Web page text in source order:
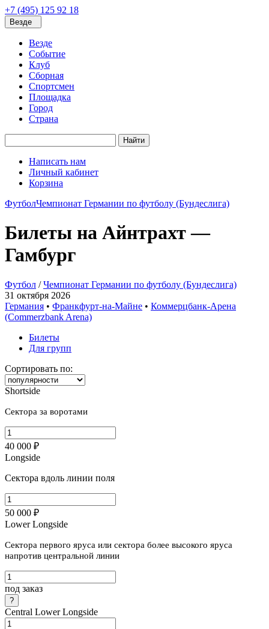
+7 (495) 125 92 18
Везде
Везде
Событие
Клуб
Сборная
Спортсмен
Площадка
Город
Страна
Найти
Написать нам
Личный кабинет
Корзина
ФутболЧемпионат Германии по футболу (Бундеслига)
Билеты на Айнтрахт —
Гамбург
Футбол /Чемпионат Германии по футболу (Бундеслига)
31 октября 2026
Германия • Франкфурт-на-Майне • Коммерцбанк-Арена
(Commerzbank Arena)
Билеты
Для групп
Сортировать по:
Shortside
Сектора за воротами
40 000 ₽
Longside
Сектора вдоль линии поля
50 000 ₽
Lower Longside
Сектора первого яруса или сектора более высокого яруса
напротив центральной линии
под заказ
Central Lower Longside